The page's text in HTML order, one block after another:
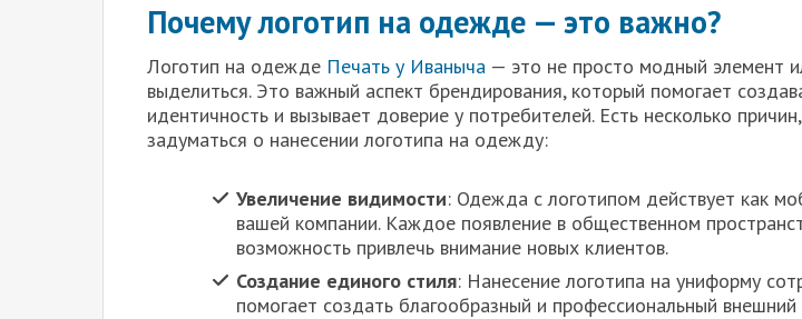
Почему логотип на одежде — это важно?
Логотип на одежде Печать у Иваныча — это не просто модный элемент
выделиться. Это важный аспект брендирования, который помогает
идентичность и вызывает доверие у потребителей. Есть несколько
задуматься о нанесении логотипа на одежду:
Увеличение видимости: Одежда с логотипом действует как
вашей компании. Каждое появление в общественном
возможность привлечь внимание новых клиентов.
Создание единого стиля: Нанесение логотипа на униформу
помогает создать благообразный и профессиональный внешний